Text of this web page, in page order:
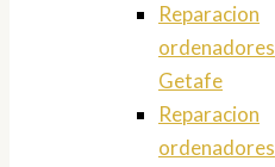
Reparacion
ordenadores
Getafe
Reparacion
ordenadores